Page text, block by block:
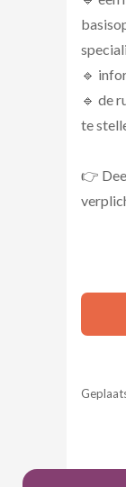
🔹
🔹 de
te
👉